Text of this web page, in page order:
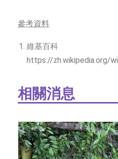
參考資料
維基百科
https://zh.wikipedia.org/
相關消息